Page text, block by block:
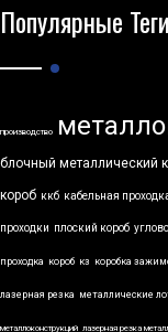
Популярные Теги
производство
блочный металлический
короб ккб кабельная
проходки плоский короб
проходка короб кз коробка
лазерная резка металлические
металлоконструкций лазерная резка